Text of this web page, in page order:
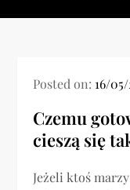
Posted on: 16/
Czemu
cieszą się
Jeżeli ktoś